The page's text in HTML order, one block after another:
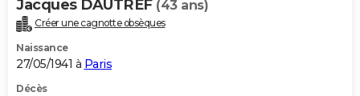
Jacques DAUTREF (43 ans)
Créer une cagnotte obsèques
Naissance
27/05/1941 à Paris
Décès